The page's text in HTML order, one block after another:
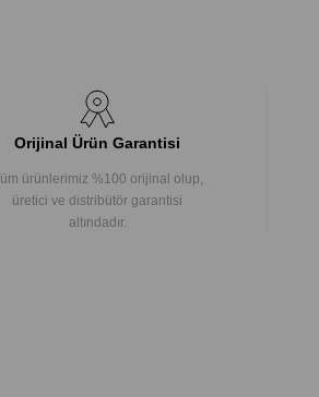
Orijinal Ürün Garantisi
ürünlerimiz %100 orijinal olup,
üretici ve distribütör garantisi
altındadır.